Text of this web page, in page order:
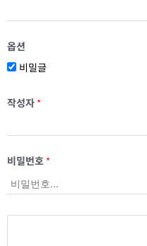
옵션
비밀글
작성자 *
비밀번호 *